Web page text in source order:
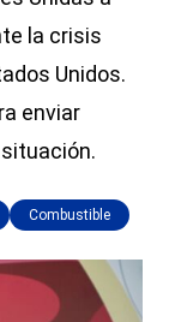
la crisis
Unidos.
enviar
Combustible